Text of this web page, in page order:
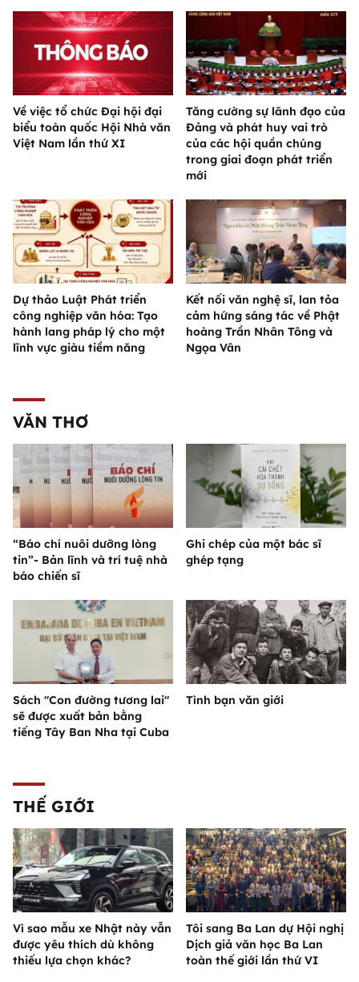
Về việc tổ chức Đại hội đại
biểu toàn quốc Hội Nhà văn
Việt Nam lần thứ XI
Tăng cường sự lãnh đạo của
Đảng và phát huy vai trò
của các hội quần chúng
trong giai đoạn phát triển
mới
Dự thảo Luật Phát triển
công nghiệp văn hóa: Tạo
hành lang pháp lý cho một
lĩnh vực giàu tiềm năng
Kết nối văn nghệ sĩ, lan tỏa
cảm hứng sáng tác về Phật
hoàng Trần Nhân Tông và
Ngọa Vân
VĂN THƠ
“Báo chí nuôi dưỡng lòng
tin”- Bản lĩnh và trí tuệ nhà
báo chiến sĩ
Ghi chép của một bác sĩ
ghép tạng
Sách "Con đường tương lai"
sẽ được xuất bản bằng
tiếng Tây Ban Nha tại Cuba
Tình bạn văn giới
THẾ GIỚI
Vì sao mẫu xe Nhật này vẫn
được yêu thích dù không
thiếu lựa chọn khác?
Tôi sang Ba Lan dự Hội nghị
Dịch giả văn học Ba Lan
toàn thế giới lần thứ VI